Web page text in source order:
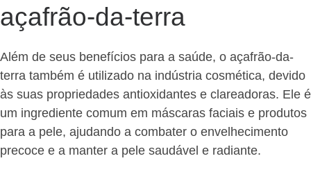
açafrão-da-terra
Além de seus benefícios para a saúde, o açafrão-da-
terra também é utilizado na indústria cosmética, devido
às suas propriedades antioxidantes e clareadoras. Ele é
um ingrediente comum em máscaras faciais e produtos
para a pele, ajudando a combater o envelhecimento
precoce e a manter a pele saudável e radiante.